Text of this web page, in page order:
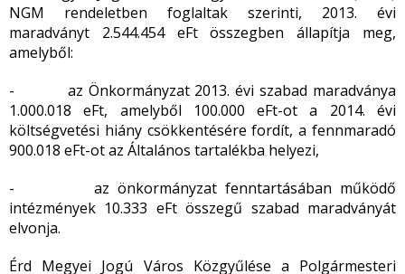
NGM rendeletben foglaltak szerinti, 2013. évi
maradványt 2.544.454 eFt összegben állapítja meg,
amelyből:
- az Önkormányzat 2013. évi szabad maradványa
1.000.018 eFt, amelyből 100.000 eFt-ot a 2014. évi
költségvetési hiány csökkentésére fordít, a fennmaradó
900.018 eFt-ot az Általános tartalékba helyezi,
- az önkormányzat fenntartásában működő
intézmények 10.333 eFt összegű szabad maradványát
elvonja.
Érd Megyei Jogú Város Közgyűlése a Polgármesteri